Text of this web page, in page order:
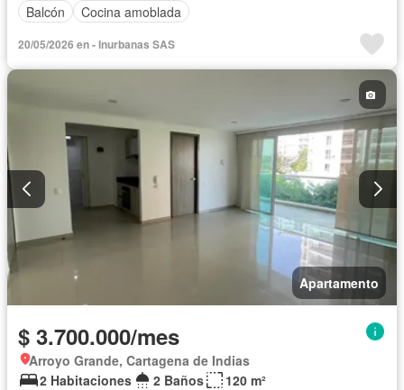
Balcón
Cocina amoblada
20/05/2026 en - Inurbanas SAS
Apartamento
$ 3.700.000/mes
Arroyo Grande, Cartagena de Indias
2 Habitaciones
2 Baños
120 m²